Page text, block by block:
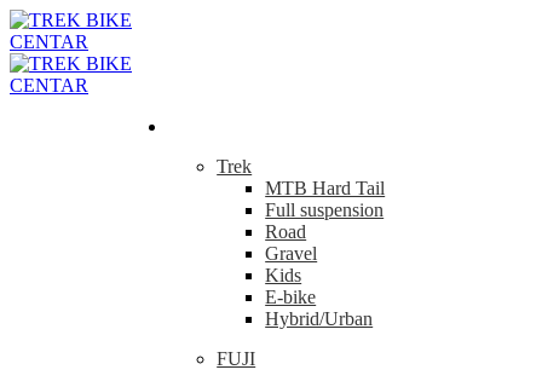
Trek
MTB Hard Tail
Full suspension
Road
Gravel
Kids
E-bike
Hybrid/Urban
FUJI